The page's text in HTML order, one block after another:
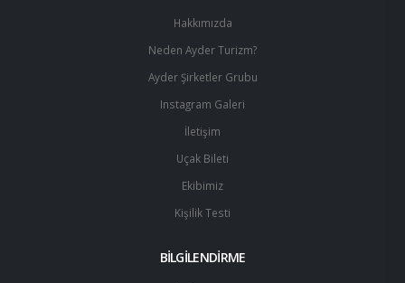
Hakkımızda
Neden Ayder Turizm?
Ayder Şirketler Grubu
Instagram Galeri
İletişim
Uçak Bileti
Ekibimiz
Kişilik Testi
BİLGİLENDİRME